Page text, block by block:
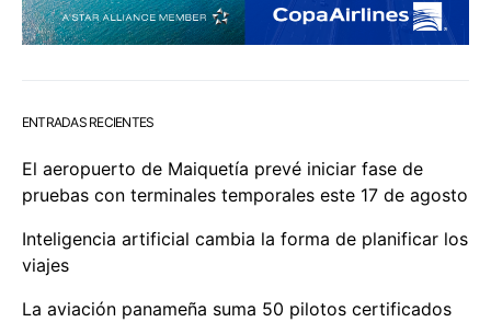
ENTRADAS RECIENTES
El aeropuerto de Maiquetía prevé iniciar fase de
pruebas con terminales temporales este 17 de agosto
Inteligencia artificial cambia la forma de planificar los
viajes
La aviación panameña suma 50 pilotos certificados